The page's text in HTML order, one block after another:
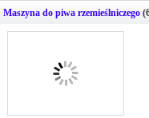
Maszyna do piwa rzemieślniczego